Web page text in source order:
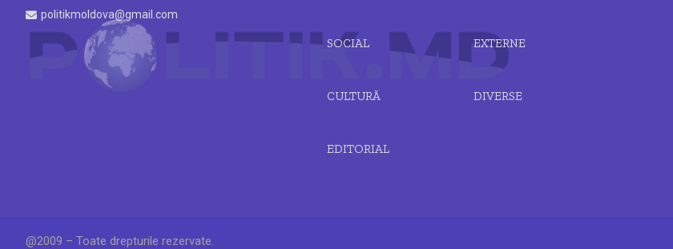
politikmoldova@gmail.com
SOCIAL EXTERNE
CULTURĂ DIVERSE
EDITORIAL
@2009 – Toate drepturile rezervate.